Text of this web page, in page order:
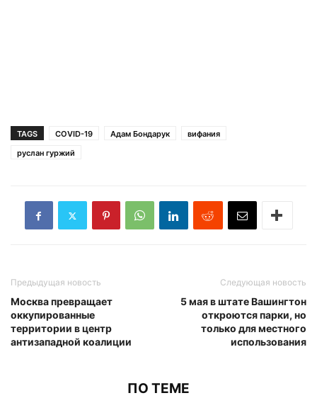
TAGS COVID-19 Адам Бондарук
вифания
руслан гуржий
Предыдущая новость
Москва превращает
оккупированные
территории в центр
антизападной коалиции
Следующая новость
5 мая в штате Вашингтон
откроются парки, но
только для местного
использования
ПО ТЕМЕ